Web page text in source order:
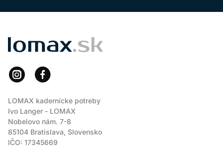
LOMAX
LOMAX kadernícke potreby
Ivo Langer - LOMAX
Nobelovo nám. 7-8
85104 Bratislava, Slovensko
IČO: 17345669